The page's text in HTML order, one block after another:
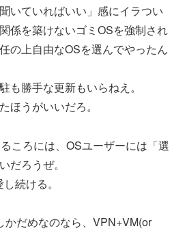
いていればいい」感にイラつい
係を築けないゴミOSを強制され
の上自由なOSを選んでやったん
も勝手な更新もいらねえ。
ほうがいいだろ。
ころには、OSユーザーには「選
だろうぜ。
続ける。
だめなのなら、VPN+VM(or